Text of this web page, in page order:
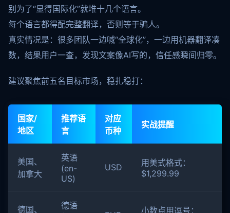
别为了“显得国际化”就堆十几个语言。
每个语言都得配完整翻译，否则等于骗人。
真实情况是：很多团队一边喊“全球化”，一边用机器翻译凑
数，结果用户一查，发现文案像AI写的，信任感瞬间归零。
建议聚焦前五名目标市场，稳扎稳打：
国家/
地区
推荐语
言
对应
币种
实战提醒
美国、
加拿大
英语
(en-
US)
USD
用美式格式：
$1,299.99
德国、
德语
小数点用逗号：